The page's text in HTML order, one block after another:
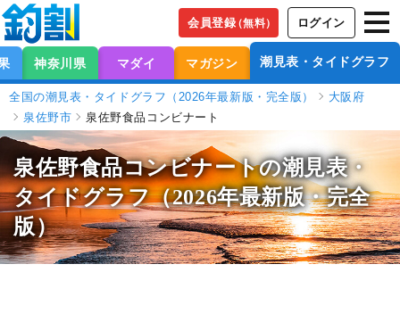
会員登録（無料） ログイン
神奈川県 マダイ マガジン 潮見表・タイドグラフ
全国の潮見表・タイドグラフ（2026年最新版・完全版）
大阪府
泉佐野市
泉佐野食品コンビナート
泉佐野食品コンビナートの潮見表・
タイドグラフ（2026年最新版・完全
版）